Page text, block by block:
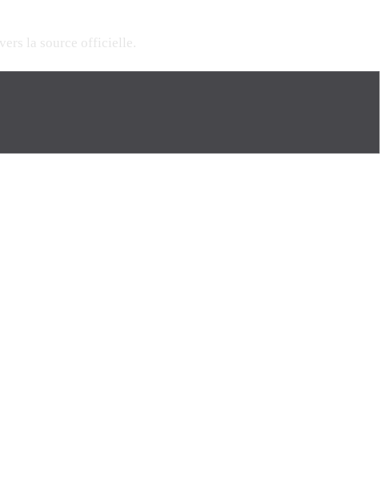
la source officielle.